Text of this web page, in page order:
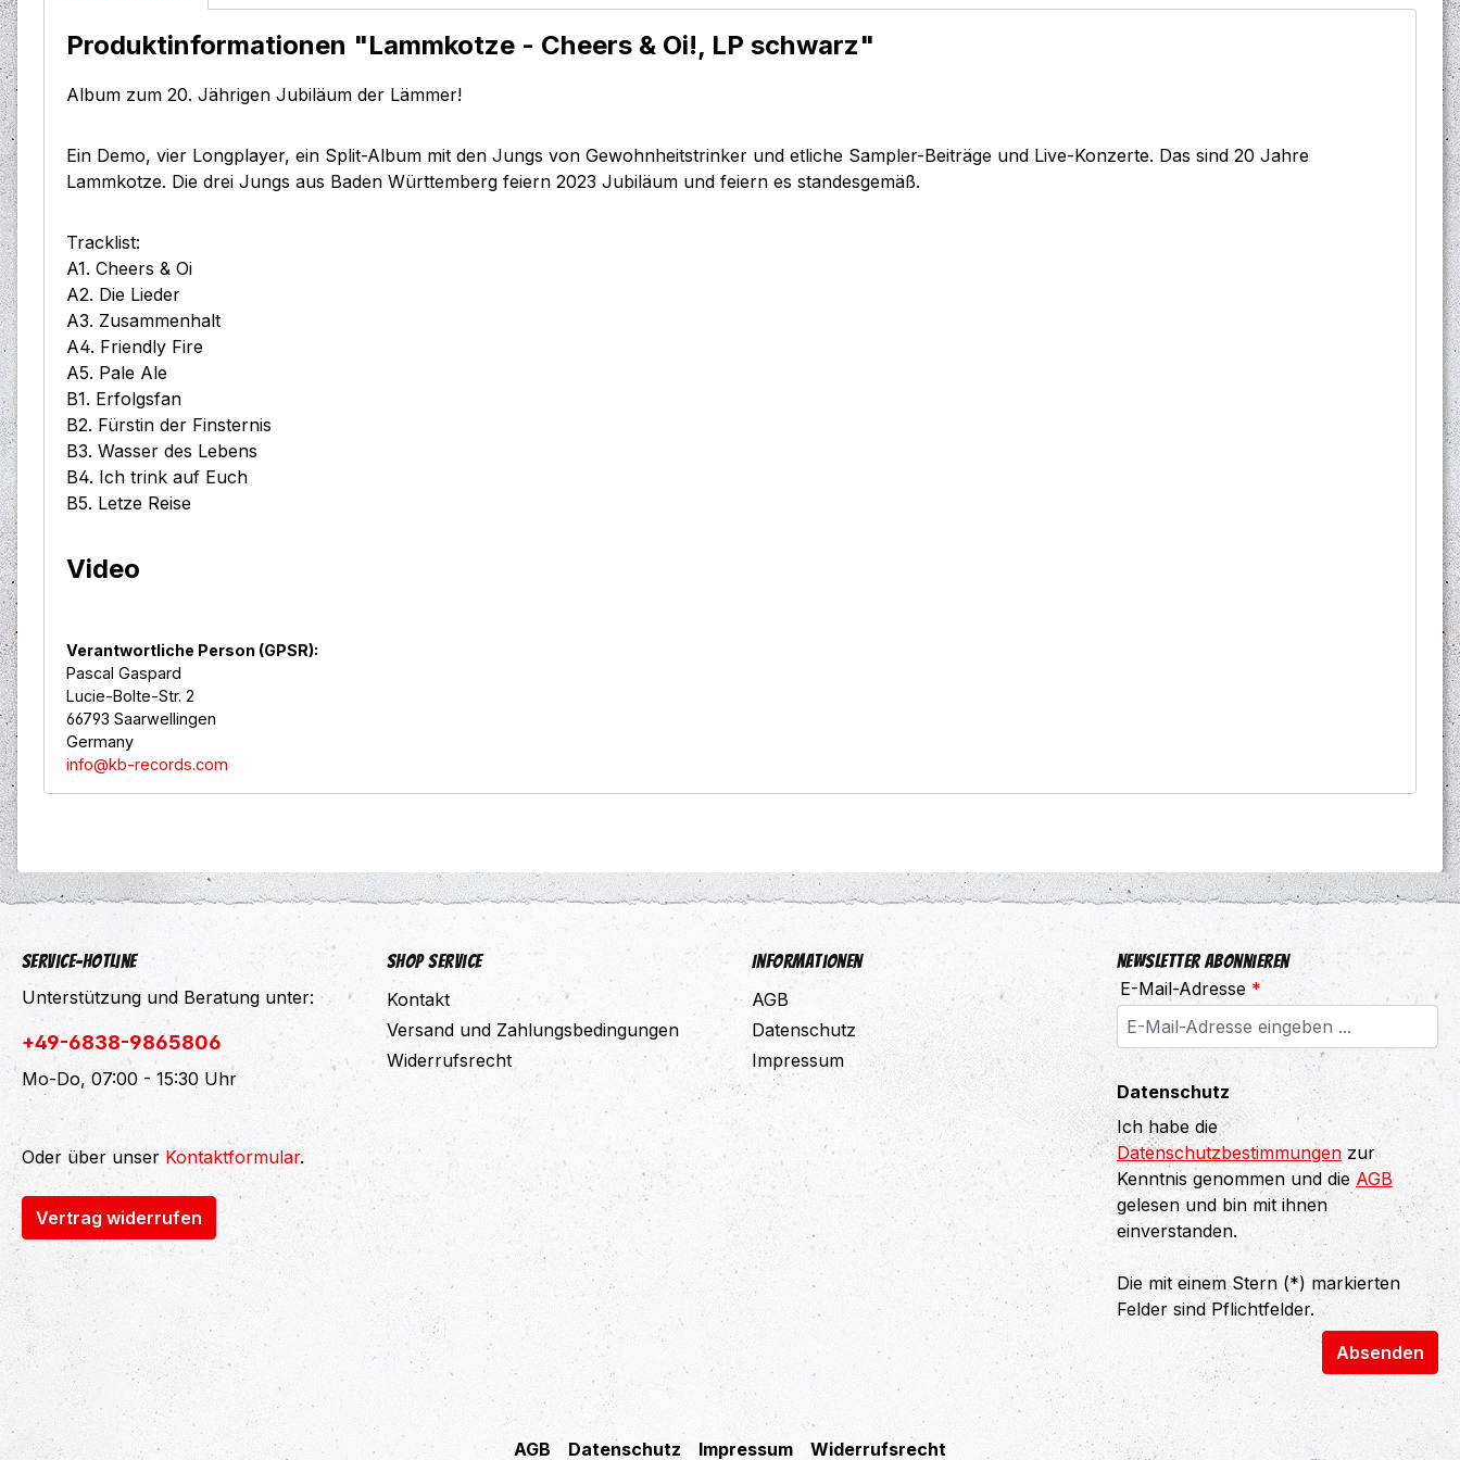
Produktinformationen "Lammkotze - Cheers & Oi!, LP schwarz"
Album zum 20. Jährigen Jubiläum der Lämmer!
Ein Demo, vier Longplayer, ein Split-Album mit den Jungs von Gewohnheitstrinker und etliche Sampler-Beiträge und Live-Konzerte. Das sind 20 Jahre
Lammkotze. Die drei Jungs aus Baden Württemberg feiern 2023 Jubiläum und feiern es standesgemäß.
Tracklist:
A1. Cheers & Oi
A2. Die Lieder
A3. Zusammenhalt
A4. Friendly Fire
A5. Pale Ale
B1. Erfolgsfan
B2. Fürstin der Finsternis
B3. Wasser des Lebens
B4. Ich trink auf Euch
B5. Letze Reise
Video
Verantwortliche Person (GPSR):
Pascal Gaspard
Lucie-Bolte-Str. 2
66793 Saarwellingen
Germany
info@kb-records.com
Service-Hotline
Unterstützung und Beratung unter:
+49-6838-9865806
Mo-Do, 07:00 - 15:30 Uhr
Oder über unser Kontaktformular.
Vertrag widerrufen
Shop Service
Kontakt
Versand und Zahlungsbedingungen
Widerrufsrecht
Informationen
AGB
Datenschutz
Impressum
Newsletter abonnieren
E-Mail-Adresse *
Datenschutz
Ich habe die
Datenschutzbestimmungen zur
Kenntnis genommen und die AGB
gelesen und bin mit ihnen
einverstanden.
Die mit einem Stern (*) markierten
Felder sind Pflichtfelder.
Absenden
AGB Datenschutz Impressum Widerrufsrecht